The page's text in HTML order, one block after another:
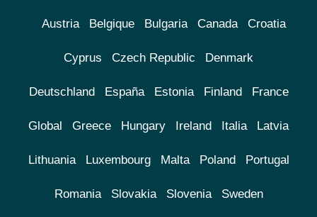
Austria Belgique Bulgaria Canada Croatia
Cyprus Czech Republic Denmark
Deutschland España Estonia Finland France
Global Greece Hungary Ireland Italia Latvia
Lithuania Luxembourg Malta Poland Portugal
Romania Slovakia Slovenia Sweden